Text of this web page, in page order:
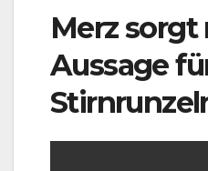
Merz
Aussage